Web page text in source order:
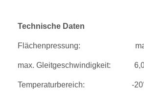
Technische Daten
Flächenpressung:
max. Gleitgeschwindigkeit: 6,0
Temperaturbereich: -20°C